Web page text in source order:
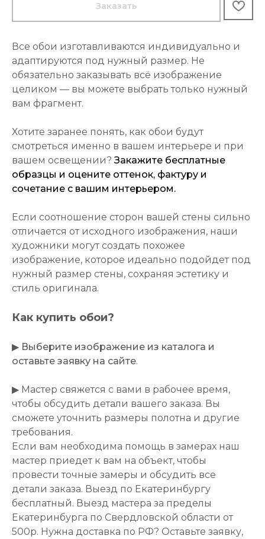
Заказать
Все обои изготавливаются индивидуально и
адаптируются под нужный размер. Не
обязательно заказывать всё изображение
целиком — вы можете выбрать только нужный
вам фрагмент.
Хотите заранее понять, как обои будут
смотреться именно в вашем интерьере и при
вашем освещении?Закажите бесплатные
образцы и оцените оттенок, фактуру и
сочетание с вашим интерьером.
Если соотношение сторон вашей стены сильно
отличается от исходного изображения, наши
художники могут создать похожее
изображение, которое идеально подойдет под
нужный размер стены, сохраняя эстетику и
стиль оригинала.
Как купить обои?
▶ Выберите изображение из каталога и
оставьте заявку на сайте.
▶ Мастер свяжется с вами в рабочее время,
чтобы обсудить детали вашего заказа. Вы
сможете уточнить размеры полотна и другие
требования.
Если вам необходима помощь в замерах наш
мастер приедет к вам на объект, чтобы
провести точные замеры и обсудить все
детали заказа. Выезд по Екатеринбургу
бесплатный. Выезд мастера за пределы
Екатеринбурга по Свердловской области от
500р. Нужна доставка по РФ? Оставьте заявку,